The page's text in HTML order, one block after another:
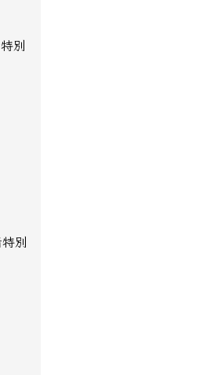
別
別